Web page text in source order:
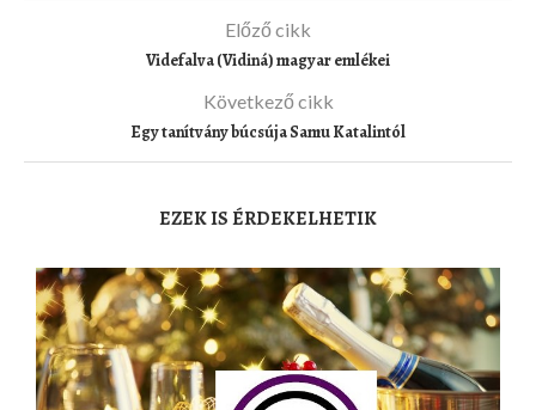
Előző cikk
Videfalva (Vidiná) magyar emlékei
Következő cikk
Egy tanítvány búcsúja Samu Katalintól
EZEK IS ÉRDEKELHETIK